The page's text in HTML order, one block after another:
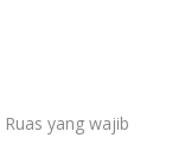
Ruas yang wajib